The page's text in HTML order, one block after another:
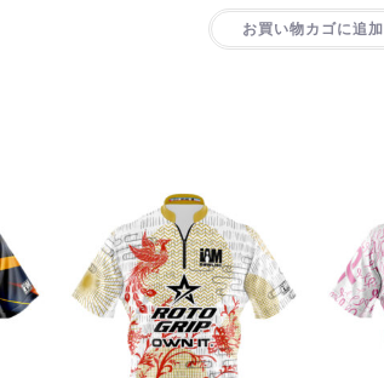
お買い物カゴに追加